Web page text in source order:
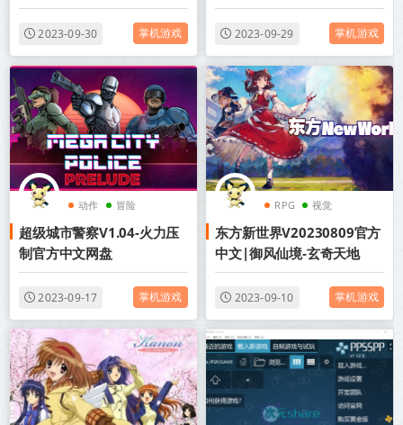
量54GB官方简体中文+终极
归宿+预购奖励+全DLC赠多
项修改器
2023-09-30 掌机游戏
VALKYRIE ELYSIUM
2023-09-29 掌机游戏
动作 冒险
超级城市警察V1.04-火力压
制官方中文网盘
2023-09-17 掌机游戏
RPG 视觉
东方新世界V20230809官方
中文|御风仙境-玄奇天地
2023-09-10 掌机游戏